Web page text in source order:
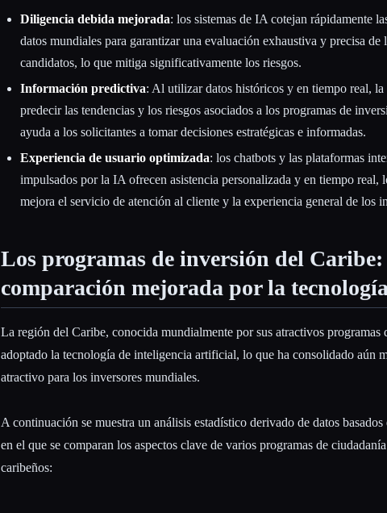
Diligencia debida mejorada: los sistemas de IA cotejan rápidamente
datos mundiales para garantizar una evaluación exhaustiva y precisa de
candidatos, lo que mitiga significativamente los riesgos.
Información predictiva: Al utilizar datos históricos y en tiempo real,
predecir las tendencias y los riesgos asociados a los programas de
ayuda a los solicitantes a tomar decisiones estratégicas e informadas.
Experiencia de usuario optimizada: los chatbots y las plataformas
impulsados por la IA ofrecen asistencia personalizada y en tiempo real,
mejora el servicio de atención al cliente y la experiencia general de los
Los programas de inversión del
comparación mejorada por la tecnología
La región del Caribe, conocida mundialmente por sus atractivos programas
adoptado la tecnología de inteligencia artificial, lo que ha consolidado aún
atractivo para los inversores mundiales.
A continuación se muestra un análisis estadístico derivado de datos
en el que se comparan los aspectos clave de varios programas de ciudadanía
caribeños: